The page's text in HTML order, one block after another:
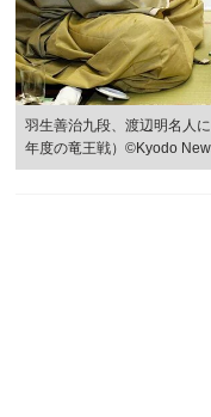
羽生善治九段、渡辺明名人
年度の竜王戦）©Kyodo